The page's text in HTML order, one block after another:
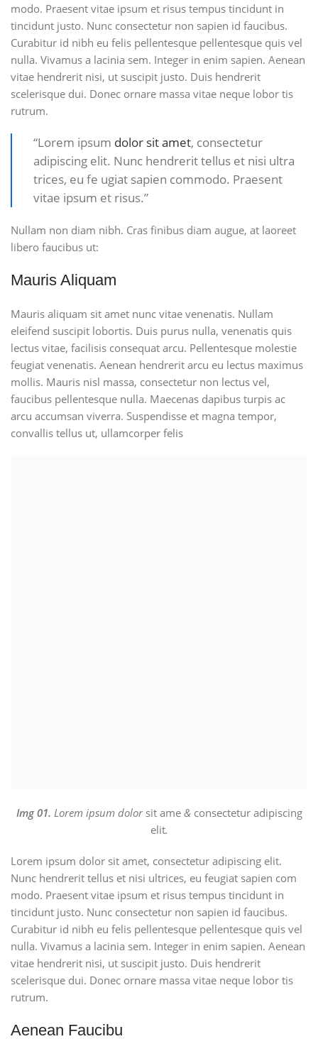
modo. Praesent vitae ipsum et risus tempus tincidunt in
tincidunt justo. Nunc consectetur non sapien id faucibus.
Curabitur id nibh eu felis pellentesque pellentesque quis vel
nulla. Vivamus a lacinia sem. Integer in enim sapien. Aenean
vitae hendrerit nisi, ut suscipit justo. Duis hendrerit
scelerisque dui. Donec ornare massa vitae neque lobor tis
rutrum.
“Lorem ipsum dolor sit amet, consectetur
adipiscing elit. Nunc hendrerit tellus et nisi ultra
trices, eu fe ugiat sapien commodo. Praesent
vitae ipsum et risus.”
Nullam non diam nibh. Cras finibus diam augue, at laoreet
libero faucibus ut:
Mauris Aliquam
Mauris aliquam sit amet nunc vitae venenatis. Nullam
eleifend suscipit lobortis. Duis purus nulla, venenatis quis
lectus vitae, facilisis consequat arcu. Pellentesque molestie
feugiat venenatis. Aenean hendrerit arcu eu lectus maximus
mollis. Mauris nisl massa, consectetur non lectus vel,
faucibus pellentesque nulla. Maecenas dapibus turpis ac
arcu accumsan viverra. Suspendisse et magna tempor,
convallis tellus ut, ullamcorper felis
Img 01. Lorem ipsum dolor sit ame& consectetur adipiscing
elit.
Lorem ipsum dolor sit amet, consectetur adipiscing elit.
Nunc hendrerit tellus et nisi ultrices, eu feugiat sapien com
modo. Praesent vitae ipsum et risus tempus tincidunt in
tincidunt justo. Nunc consectetur non sapien id faucibus.
Curabitur id nibh eu felis pellentesque pellentesque quis vel
nulla. Vivamus a lacinia sem. Integer in enim sapien. Aenean
vitae hendrerit nisi, ut suscipit justo. Duis hendrerit
scelerisque dui. Donec ornare massa vitae neque lobor tis
rutrum.
Aenean Faucibu